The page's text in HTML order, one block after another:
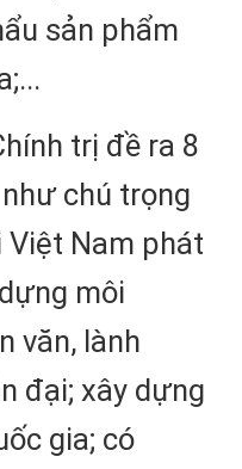
sản phẩm
trị đề ra 8
chú trọng
Nam phát
môi
văn, lành
đại; xây dựng
gia; có